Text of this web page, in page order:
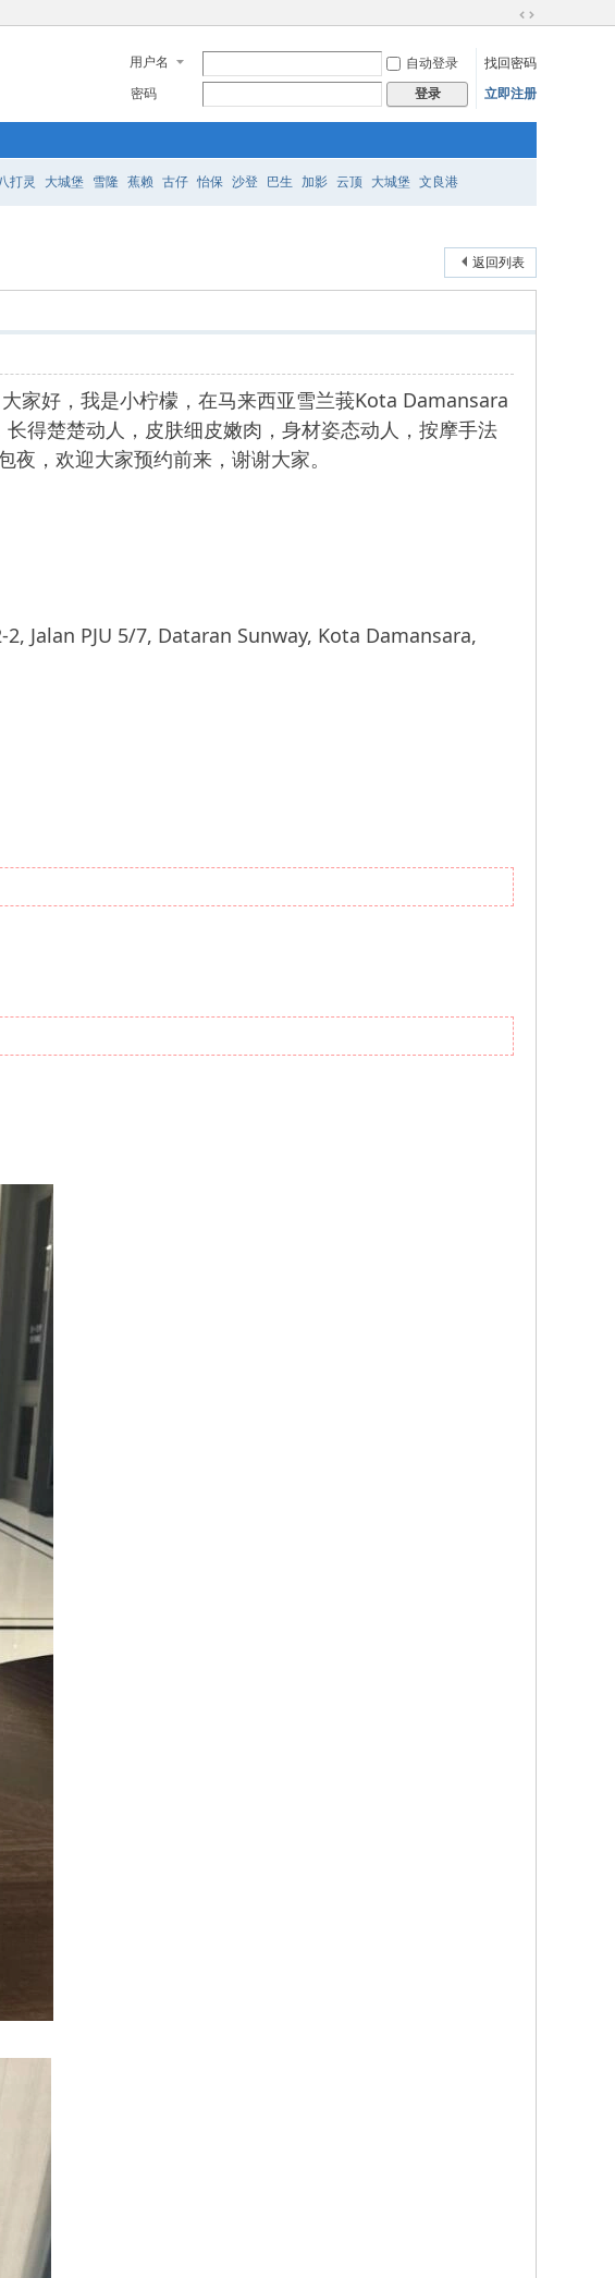
换
到
宽
用户名 自动登录
找回密码
密码
登录 立即注册
打灵 大城堡 雪隆 蕉赖 古仔 怡保 沙登 巴生 加影 云顶 大城堡 文良港
返回列表
家好，我是小柠檬，在马来西亚雪兰莪Kota Damansara
得楚楚动人，皮肤细皮嫩肉，身材姿态动人，按摩手法
，欢迎大家预约前来，谢谢大家。
Jalan PJU 5/7, Dataran Sunway, Kota Damansara,